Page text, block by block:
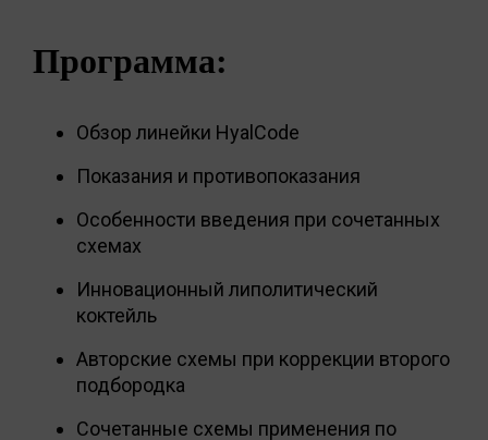
Программа:
Обзор линейки HyalCode
Показания и противопоказания
Особенности введения при сочетанных
схемах
Инновационный липолитический
коктейль
Авторские схемы при коррекции второго
подбородка
Сочетанные схемы применения по